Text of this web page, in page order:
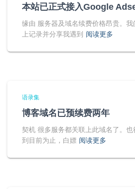
本站已正式接入Google
缘由 服务器及域名续费价格昂贵。
上记录并分享我遇到
阅读更多
语录集
博客域名已预续费两年
契机 很多服务都关联上此域名了。也
到目前为止，白嫖 阅读更多